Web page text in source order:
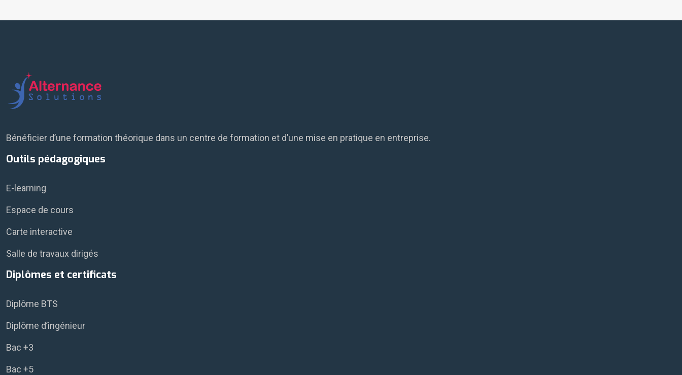
Bénéficier d’une formation théorique dans un centre de formation et d’une mise en pratique en entreprise.
Outils pédagogiques
E-learning
Espace de cours
Carte interactive
Salle de travaux dirigés
Diplômes et certificats
Diplôme BTS
Diplôme d’ingénieur
Bac +3
Bac +5